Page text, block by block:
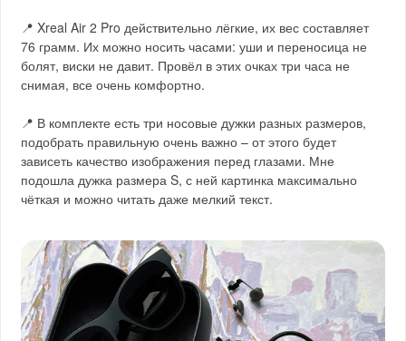
📍 Xreal Air 2 Pro действительно лёгкие, их вес составляет
76 грамм. Их можно носить часами: уши и переносица не
болят, виски не давит. Провёл в этих очках три часа не
снимая, все очень комфортно.
📍 В комплекте есть три носовые дужки разных размеров,
подобрать правильную очень важно – от этого будет
зависеть качество изображения перед глазами. Мне
подошла дужка размера S, с ней картинка максимально
чёткая и можно читать даже мелкий текст.